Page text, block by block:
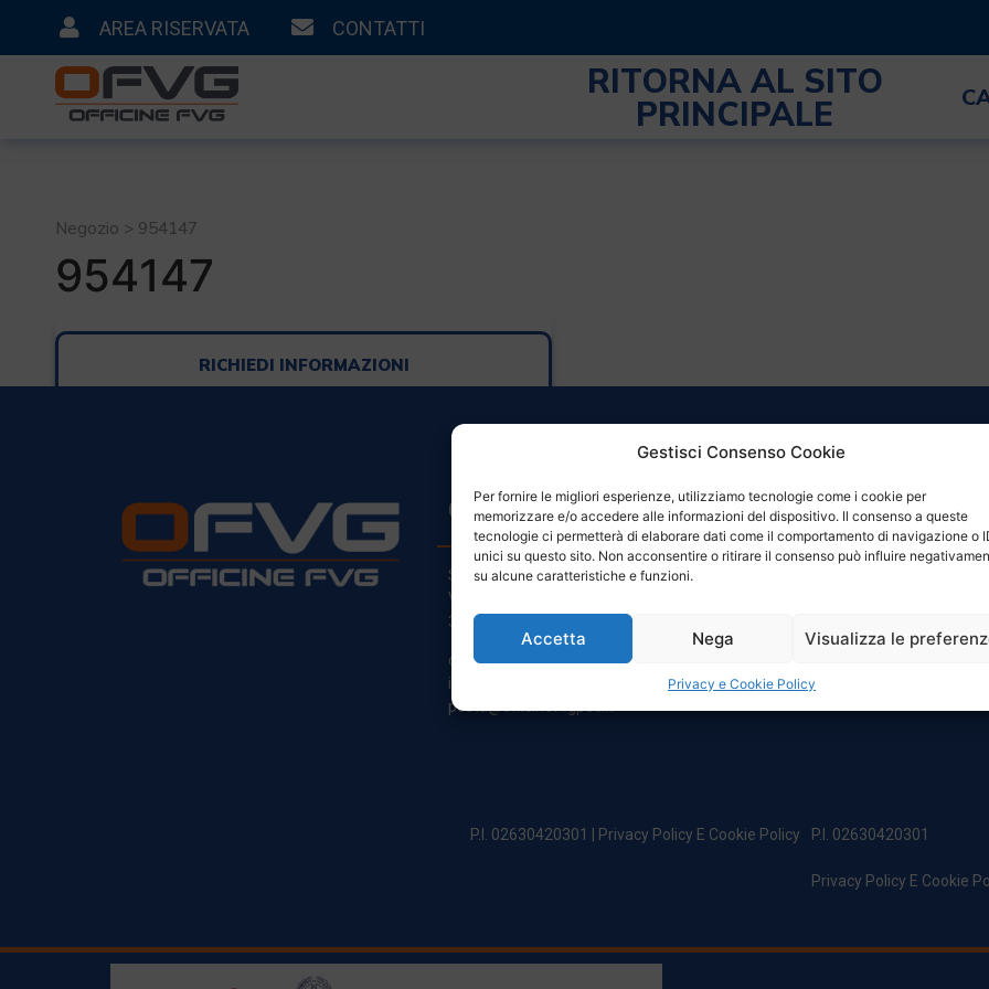
Gestisci Consenso Cookie
Per fornire le migliori esperienze, utilizziamo tecnologie come i cookie per
memorizzare e/o accedere alle informazioni del dispositivo. Il consenso a queste
tecnologie ci permetterà di elaborare dati come il comportamento di navigazione o
unici su questo sito. Non acconsentire o ritirare il consenso può influire
su alcune caratteristiche e funzioni.
Accetta Nega Visualizza le
Privacy e Cookie Policy
AREA RISERVATA CONTATTI
RITORNA AL SITO
PRINCIPALE
Negozio > 954147
954147
RICHIEDI INFORMAZIONI
CONTATTI
Sede Legale:
Via Principe Di Udine 144
33030 Campoformido (Ud)
clienti@officinefvg.it
info@officinefvg.it
posta@officinefvgpec.It
ORARI
Domenica: Chiuso
P.I. 02630420301 | Privacy Policy E Cookie Policy P.I. 02630420301
Privacy Policy E Cookie